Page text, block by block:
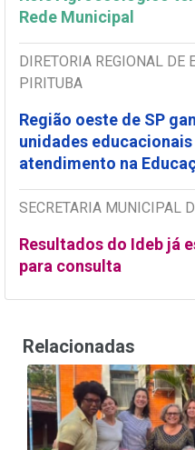
Rede Municipal
DIRETORIA REGIONAL DE
PIRITUBA
Região oeste de SP
unidades
atendimento na
SECRETARIA MUNICIPAL
Resultados do Ideb já
para consulta
Relacionadas